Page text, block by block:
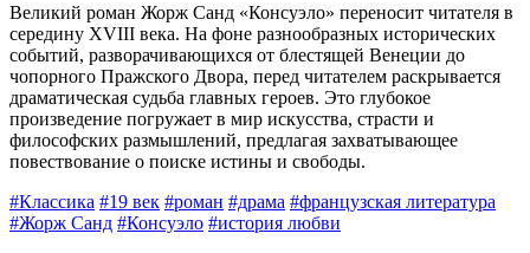
Великий роман Жорж Санд «Консуэло» переносит читателя в
середину XVIII века. На фоне разнообразных исторических
событий, разворачивающихся от блестящей Венеции до
чопорного Пражского Двора, перед читателем раскрывается
драматическая судьба главных героев. Это глубокое
произведение погружает в мир искусства, страсти и
философских размышлений, предлагая захватывающее
повествование о поиске истины и свободы.
#Классика #19 век #роман #драма #французская литература
#Жорж Санд #Консуэло #история любви